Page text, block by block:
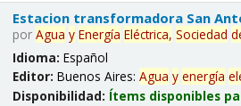
Estacion transformadora San
porAgua y Energía Eléctrica, Sociedad
Idioma:Español
Editor:Buenos Aires:Agua y energía
Disponibilidad: Ítems disponibles